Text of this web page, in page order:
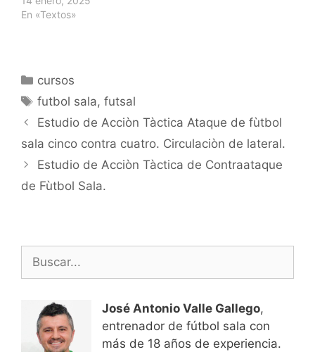
En «Textos»
Categorías
cursos
Etiquetas
futbol sala,futsal
Navegación
de
Estudio de Acciòn Tàctica Ataque de fùtbol
sala cinco contra cuatro. Circulaciòn de lateral.
Estudio de Acciòn Tàctica de Contraataque
de Fùtbol Sala.
Buscar:
José Antonio Valle Gallego,
entrenador de fútbol sala con
más de 18 años de experiencia.